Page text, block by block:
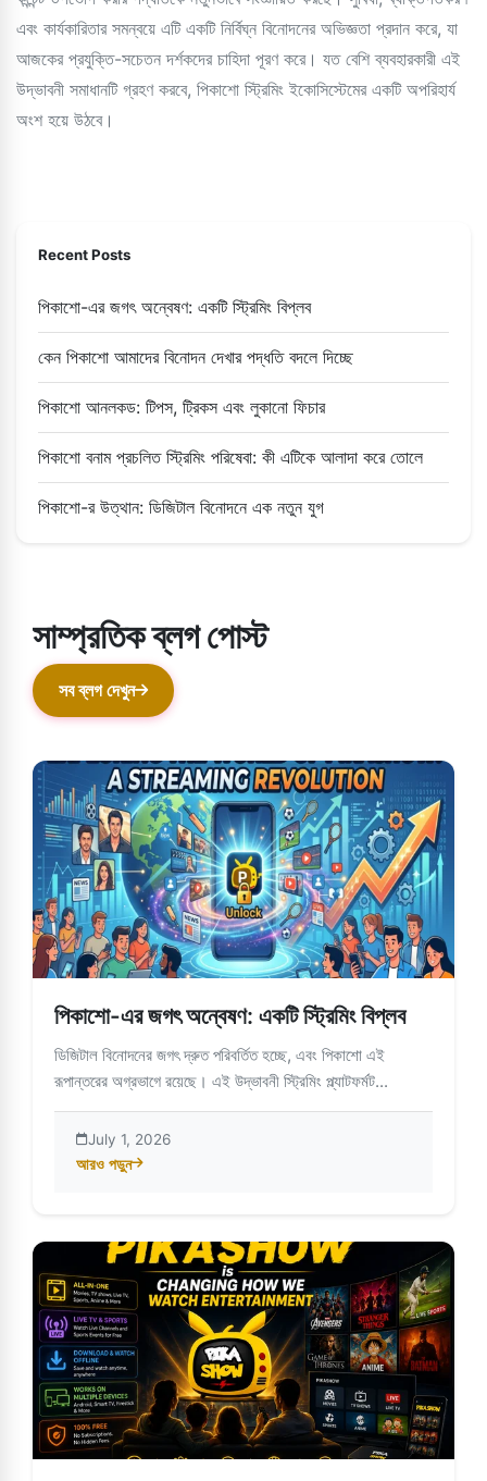
এবং কার্যকারিতার সমন্বয়ে এটি একটি নির্বিঘ্ন বিনোদনের অভিজ্ঞতা প্রদান করে, যা
আজকের প্রযুক্তি-সচেতন দর্শকদের চাহিদা পূরণ করে। যত বেশি ব্যবহারকারী এই
উদ্ভাবনী সমাধানটি গ্রহণ করবে, পিকাশো স্ট্রিমিং ইকোসিস্টেমের একটি অপরিহার্য
অংশ হয়ে উঠবে।
Recent Posts
পিকাশো-এর জগৎ অন্বেষণ: একটি স্ট্রিমিং বিপ্লব
কেন পিকাশো আমাদের বিনোদন দেখার পদ্ধতি বদলে দিচ্ছে
পিকাশো আনলকড: টিপস, ট্রিকস এবং লুকানো ফিচার
পিকাশো বনাম প্রচলিত স্ট্রিমিং পরিষেবা: কী এটিকে আলাদা করে তোলে
পিকাশো-র উত্থান: ডিজিটাল বিনোদনে এক নতুন যুগ
সাম্প্রতিক ব্লগ পোস্ট
সব ব্লগ দেখুন
পিকাশো-এর জগৎ অন্বেষণ: একটি স্ট্রিমিং বিপ্লব
ডিজিটাল বিনোদনের জগৎ দ্রুত পরিবর্তিত হচ্ছে, এবং পিকাশো এই
রূপান্তরের অগ্রভাগে রয়েছে। এই উদ্ভাবনী স্ট্রিমিং প্ল্যাটফর্মট...
July 1, 2026
আরও পড়ুন
about পিকাশো-এর জগৎ অন্বেষণ: একটি স্ট্রিমিং বিপ্লব